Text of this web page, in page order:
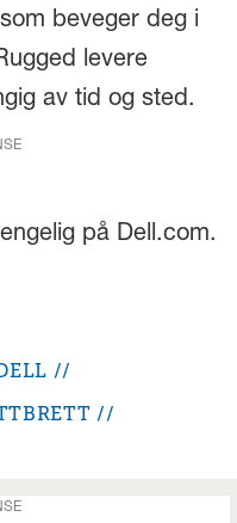
beveger deg i
levere
av tid og sted.
på Dell.com.